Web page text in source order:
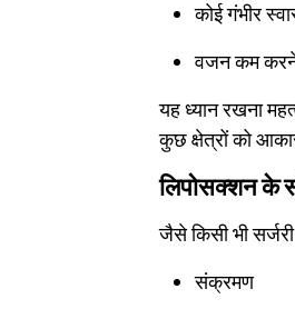
कोई गंभीर
वजन कम करने
यह ध्यान रखना
कुछ क्षेत्रों को
लिपोसक्शन के
जैसे किसी भी
संक्रमण